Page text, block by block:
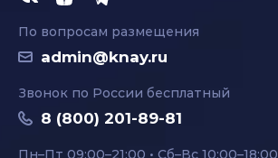
По вопросам размещения
admin@knay.ru
Звонок по России бесплатный
8 (800) 201-89-81
Пн–Пт 09:00–21:00 • Сб–Вс 10:00–18:00